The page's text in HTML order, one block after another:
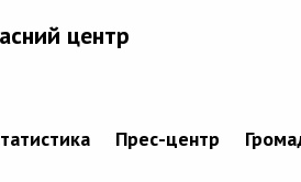
центр
Прес-центр